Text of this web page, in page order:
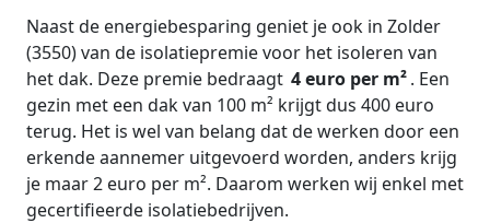
Naast de energiebesparing geniet je ook in Zolder
(3550) van de isolatiepremie voor het isoleren van
het dak. Deze premie bedraagt 4 euro per m². Een
gezin met een dak van 100 m² krijgt dus 400 euro
terug. Het is wel van belang dat de werken door een
erkende aannemer uitgevoerd worden, anders krijg
je maar 2 euro per m². Daarom werken wij enkel met
gecertifieerde isolatiebedrijven.